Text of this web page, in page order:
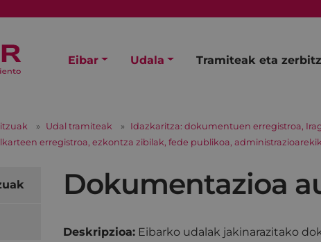
Eibar Udala Tramiteak eta
Udal tramiteak
Idazkaritza: dokumentuen erregistroa,
erregistroa, ezkontza zibilak, fede publikoa,
Dokumentazioa
Deskripzioa: Eibarko udalak jakinarazitako